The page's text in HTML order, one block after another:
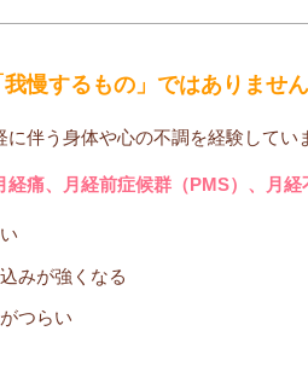
慢するもの」ではありません
伴う身体や心の不調を経験してい
経痛、月経前症候群（PMS）、月経
みが強くなる
つらい